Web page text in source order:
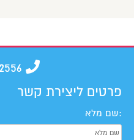
פרטים ליצירת קשר
:שם מלא